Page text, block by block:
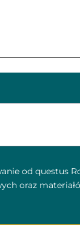
od questus
oraz